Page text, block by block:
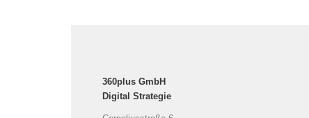
360plus GmbH
Digital Strategie